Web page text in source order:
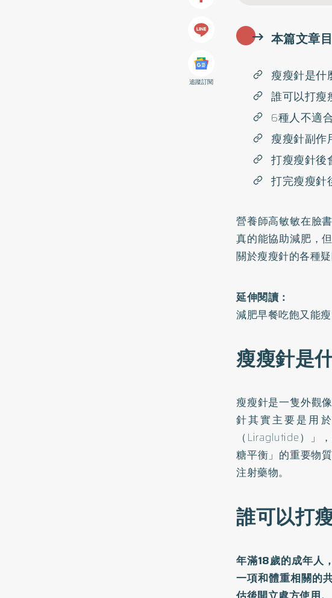
追蹤訂閱
本篇文章
瘦瘦針是什
誰可以打瘦
6種人不適
瘦瘦針副作
打瘦瘦針後
打完瘦瘦針
營養師高敏敏在臉
真的能協助減肥，
關於瘦瘦針的各種疑
延伸閱讀：
減肥早餐吃飽又能
瘦瘦針是
瘦瘦針是一隻外觀
針其實主要是用
（Liraglutide）」
糖平衡」的重要物
注射藥物。
誰可以打
年滿18歲的成年人
一項和體重相關的